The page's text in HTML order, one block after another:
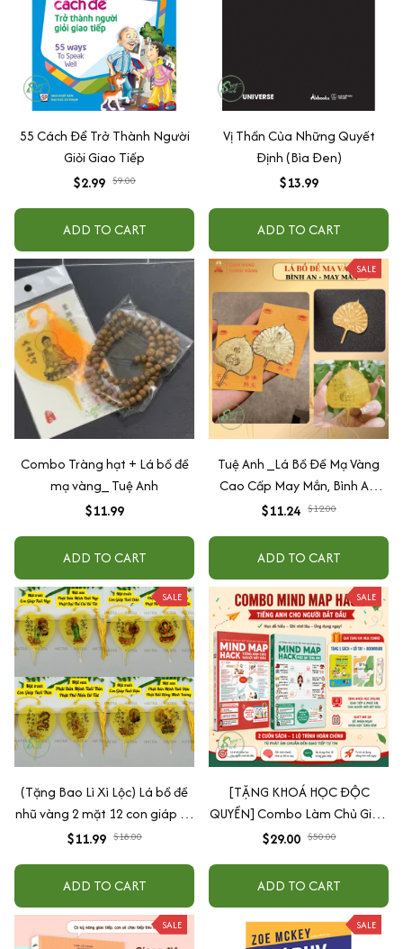
55 Cách Để Trở Thành Người
Giỏi Giao Tiếp
$2.99 $9.00
ADD TO CART
Vị Thần Của Những Quyết
Định (Bìa Đen)
$13.99
ADD TO CART
Combo Tràng hạt + Lá bồ đề
mạ vàng_ Tuệ Anh
$11.99
ADD TO CART
SALE
Tuệ Anh _Lá Bồ Đề Mạ Vàng
Cao Cấp May Mắn, Bình An,
Chiêu Tài Lộc
$11.24 $12.00
ADD TO CART
SALE
(Tặng Bao Lì Xì Lộc) Lá bồ đề
nhũ vàng 2 mặt 12 con giáp và
phật bản mệnh, để ốp lưng
quang
$11.99 $18.00
ADD TO CART
SALE
[TẶNG KHOÁ HỌC ĐỘC
QUYỀN] Combo Làm Chủ Giao
Tiếp: Sách Mindmap Giao Tiếp
Cho Người Mới Bắt Đầu
$29.00 $50.00
ADD TO CART
SALE SALE